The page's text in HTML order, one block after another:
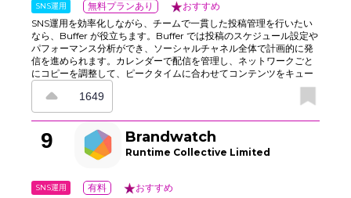
SNS運用 無料プランあり おすすめ
SNS運用を効率化しながら、チームで一貫した投稿管理を行いたい
なら、Buffer が役立ちます。Buffer では投稿のスケジュール設定や
パフォーマンス分析ができ、ソーシャルチャネル全体で計画的に発
信を進められます。カレンダーで配信を管理し、ネットワークごと
にコピーを調整して、ピークタイムに合わせてコンテンツをキュー
に入れることも可能です。承認プロセスもスムーズに進められるた
め、チーム運用に向いています。 分析機能では、どの投稿が反響を
得ているかを把握し、トピックや投稿タイミングの改善に活用でき
ます。さらに、エンゲージメント受信トレイでコメントを1つの画面
に集約できるので、複数のタブを行き来せずに返信できます。明確
な命名規則とプレビュー機能があるため、投稿ミスを減らしなが
ら、忙しい運用でも作業を止めずに進められます。メモと監査ログ
理にも役立ちます。
1649
9 Brandwatch
Runtime Collective Limited
SNS運用 有料 おすすめ